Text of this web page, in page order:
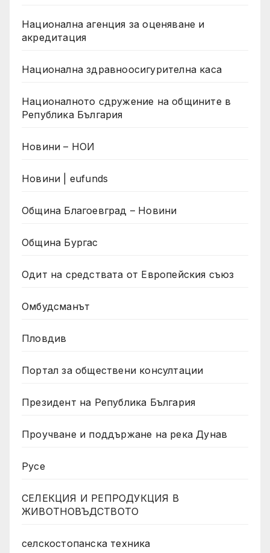
Национална агенция за оценяване и
акредитация
Национална здравноосигурителна каса
Националното сдружение на общините в
Република България
Новини – НОИ
Новини | eufunds
Община Благоевград – Новини
Община Бургас
Одит на средствата от Европейския съюз
Омбудсманът
Пловдив
Портал за обществени консултации
Президент на Република България
Проучване и поддържане на река Дунав
Русе
СЕЛЕКЦИЯ И РЕПРОДУКЦИЯ В
ЖИВОТНОВЪДСТВОТО
селскостопанска техника